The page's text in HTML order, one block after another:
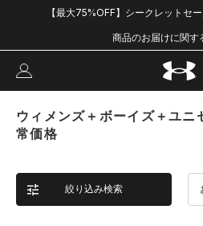
【最大75%OFF】シークレットセ
商品のお届けに関す
ウィメンズ＋ボーイズ＋ユニ
常価格
絞り込み検索